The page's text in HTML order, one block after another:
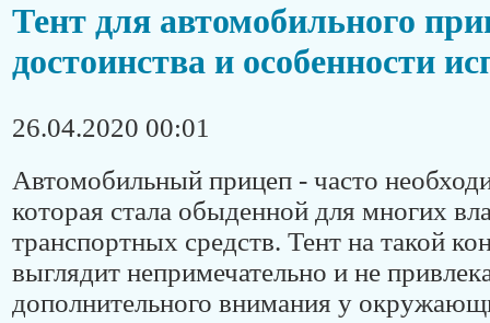
Тент для автомобильного
достоинства и особенности
26.04.2020 00:01
Автомобильный прицеп - часто
которая стала обыденной для многих
транспортных средств. Тент на такой
выглядит непримечательно и не
дополнительного внимания у